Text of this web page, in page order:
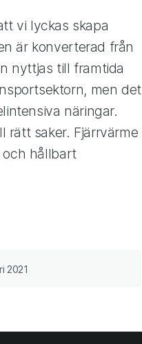
vi lyckas skapa
är konverterad från
nyttjas till framtida
men det
näringar.
rätt saker. Fjärrvärme
hållbart
2021